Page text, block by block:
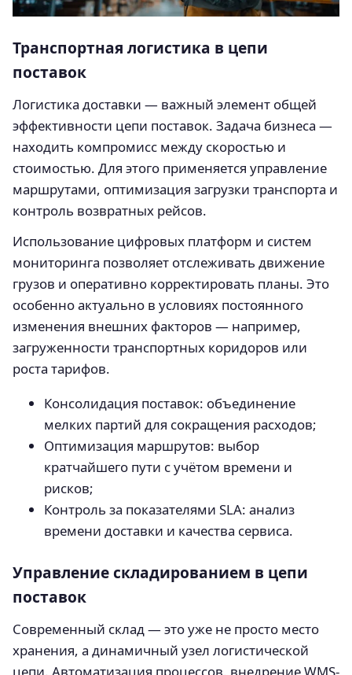
Транспортная логистика в цепи
поставок
Логистика доставки — важный элемент общей
эффективности цепи поставок. Задача бизнеса —
находить компромисс между скоростью и
стоимостью. Для этого применяется управление
маршрутами, оптимизация загрузки транспорта и
контроль возвратных рейсов.
Использование цифровых платформ и систем
мониторинга позволяет отслеживать движение
грузов и оперативно корректировать планы. Это
особенно актуально в условиях постоянного
изменения внешних факторов — например,
загруженности транспортных коридоров или
роста тарифов.
Консолидация поставок: объединение
мелких партий для сокращения расходов;
Оптимизация маршрутов: выбор
кратчайшего пути с учётом времени и
рисков;
Контроль за показателями SLA: анализ
времени доставки и качества сервиса.
Управление складированием в цепи
поставок
Современный склад — это уже не просто место
хранения, а динамичный узел логистической
цепи. Автоматизация процессов, внедрение WMS-